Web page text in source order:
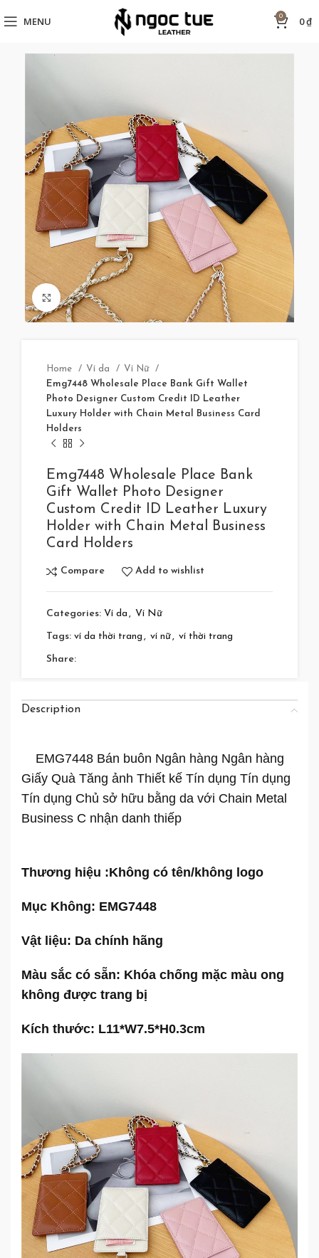
MENU 0 0₫
Click to enlarge
Home Ví da
Ví Nữ
Emg7448 Wholesale Place Bank Gift Wallet
Photo Designer Custom Credit ID Leather
Luxury Holder with Chain Metal Business Card
Holders
Emg7448 Wholesale Place Bank
Gift Wallet Photo Designer
Custom Credit ID Leather Luxury
Holder with Chain Metal Business
Card Holders
Compare Add to wishlist
Categories: Ví da , Ví Nữ
Tags: ví da thời trang , ví nữ , ví thời trang
Share:
Description
EMG7448 Bán buôn Ngân hàng Ngân hàng
Giấy Quà Tăng ảnh Thiết kế Tín dụng Tín dụng
Tín dụng Chủ sở hữu bằng da với Chain Metal
Business C nhận danh thiếp
Thương hiệu :Không có tên/không logo
Mục Không: EMG7448
Vật liệu: Da chính hãng
Màu sắc có sẵn: Khóa chống mặc màu ong
không được trang bị
Kích thước: L11*W7.5*H0.3cm